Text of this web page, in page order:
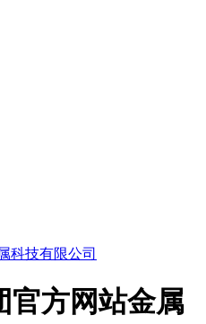
官方网站金属